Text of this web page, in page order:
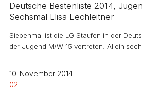
Deutsche Bestenliste 2014,
Sechsmal Elisa Lechleitner
Siebenmal ist die LG Staufen in der
der Jugend M/W 15 vertreten. Allein
10. November 2014
02